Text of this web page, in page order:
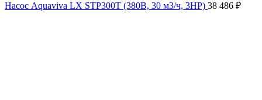
Насос Aquaviva LX STP300T (380В, 30 м3/ч, 3HP) 38 486 ₽